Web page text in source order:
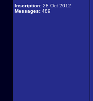
Inscription: 28 Oct 2012
Messages: 489